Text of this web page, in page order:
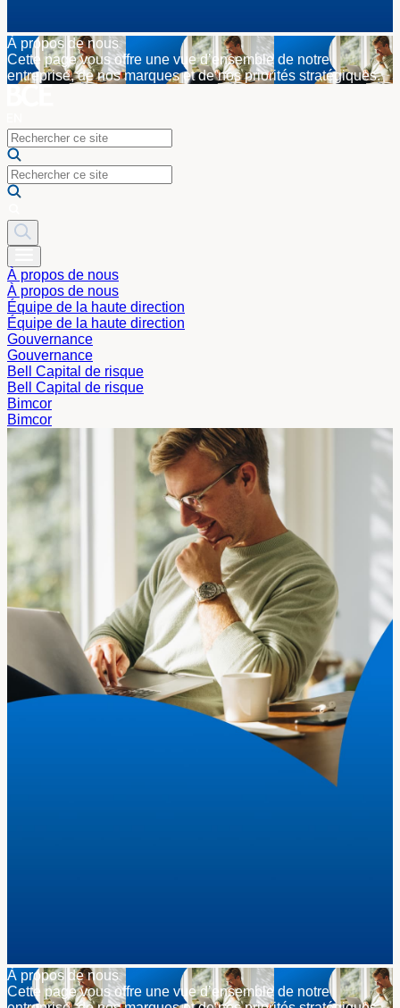
À propos de nous
Cette page vous offre une vue d’ensemble de notre
entreprise, de nos marques et de nos priorités stratégiques.
À propos de nous
À propos de nous
Équipe de la haute direction
Équipe de la haute direction
Gouvernance
Gouvernance
Bell Capital de risque
Bell Capital de risque
Bimcor
Bimcor
À propos de nous
Cette page vous offre une vue d’ensemble de notre